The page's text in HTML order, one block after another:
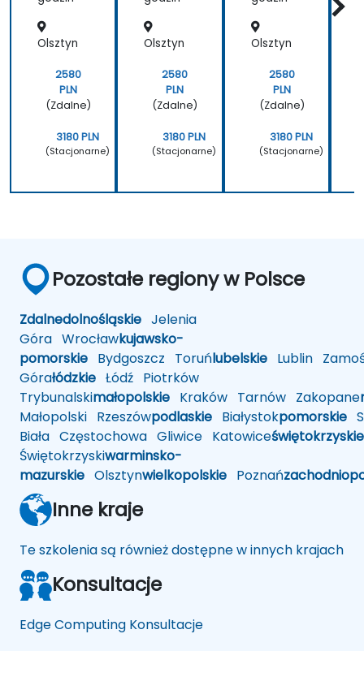
Olsztyn
2580
PLN
(Zdalne)
3180 PLN
(Stacjonarne)
Olsztyn
2580
PLN
(Zdalne)
3180 PLN
(Stacjonarne)
Olsztyn
2580
PLN
(Zdalne)
3180 PLN
(Stacjonarne)
Pozostałe regiony w Polsce
Zdalnedolnośląskie Jelenia
Góra Wrocławkujawsko-
pomorskie Bydgoszcz Toruńlubelskie Lublin
Górałódzkie Łódź Piotrków
Trybunalskimałopolskie Kraków Tarnów Zakopane
Małopolski Rzeszówpodlaskie Białystokpomorskie
Biała Częstochowa Gliwice Katowiceświętokrzyskie
Świętokrzyskiwarminsko-
mazurskie Olsztynwielkopolskie Poznań
Inne kraje
Te szkolenia są również dostępne w innych krajach
Konsultacje
Edge Computing Konsultacje